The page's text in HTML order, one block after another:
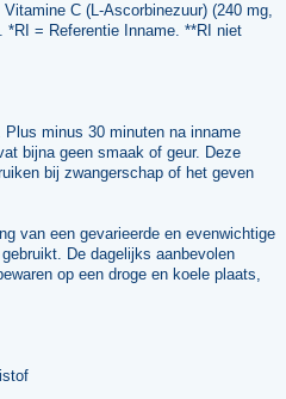
Vitamine C (L-Ascorbinezuur) (240 mg,
= Referentie Inname. **RI niet
Plus minus 30 minuten na inname
bijna geen smaak of geur. Deze
bij zwangerschap of het geven
van een gevarieerde en evenwichtige
De dagelijks aanbevolen
op een droge en koele plaats,